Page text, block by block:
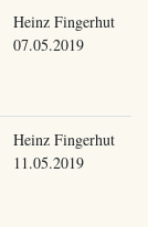
Heinz Fingerhut
07.05.2019
Heinz Fingerhut
11.05.2019